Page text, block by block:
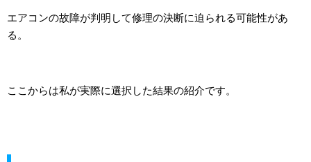
エアコンの故障が判明して修理の決断に迫られる可能性があ
る。
ここからは私が実際に選択した結果の紹介です。